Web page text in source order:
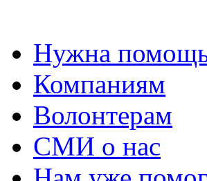
Нужна
Компаниям
Волонтерам
СМИ о нас